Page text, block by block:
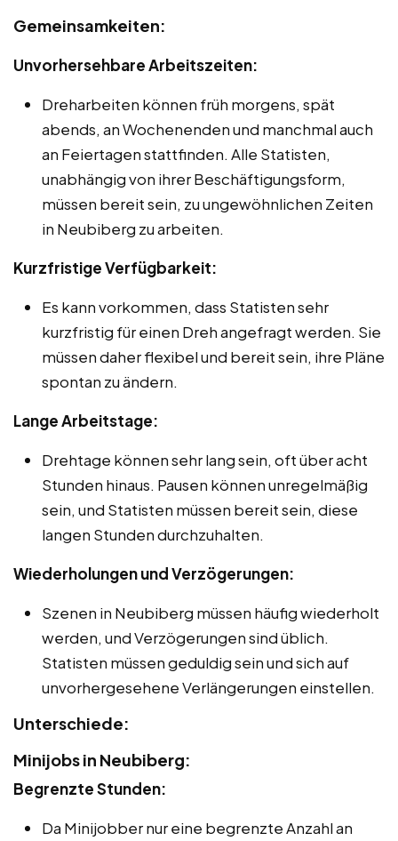
Gemeinsamkeiten:
Unvorhersehbare Arbeitszeiten:
Dreharbeiten können früh morgens, spät
abends, an Wochenenden und manchmal auch
an Feiertagen stattfinden. Alle Statisten,
unabhängig von ihrer Beschäftigungsform,
müssen bereit sein, zu ungewöhnlichen Zeiten
in Neubiberg zu arbeiten.
Kurzfristige Verfügbarkeit:
Es kann vorkommen, dass Statisten sehr
kurzfristig für einen Dreh angefragt werden. Sie
müssen daher flexibel und bereit sein, ihre Pläne
spontan zu ändern.
Lange Arbeitstage:
Drehtage können sehr lang sein, oft über acht
Stunden hinaus. Pausen können unregelmäßig
sein, und Statisten müssen bereit sein, diese
langen Stunden durchzuhalten.
Wiederholungen und Verzögerungen:
Szenen in Neubiberg müssen häufig wiederholt
werden, und Verzögerungen sind üblich.
Statisten müssen geduldig sein und sich auf
unvorhergesehene Verlängerungen einstellen.
Unterschiede:
Minijobs in Neubiberg:
Begrenzte Stunden:
Da Minijobber nur eine begrenzte Anzahl an